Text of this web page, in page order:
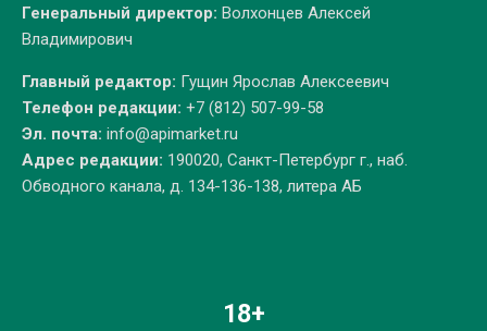
Генеральный директор: Волхонцев Алексей
Владимирович
Главный редактор: Гущин Ярослав Алексеевич
Телефон редакции: +7 (812) 507-99-58
Эл. почта: info@apimarket.ru
Адрес редакции: 190020, Санкт-Петербург г., наб.
Обводного канала, д. 134-136-138, литера АБ
18+